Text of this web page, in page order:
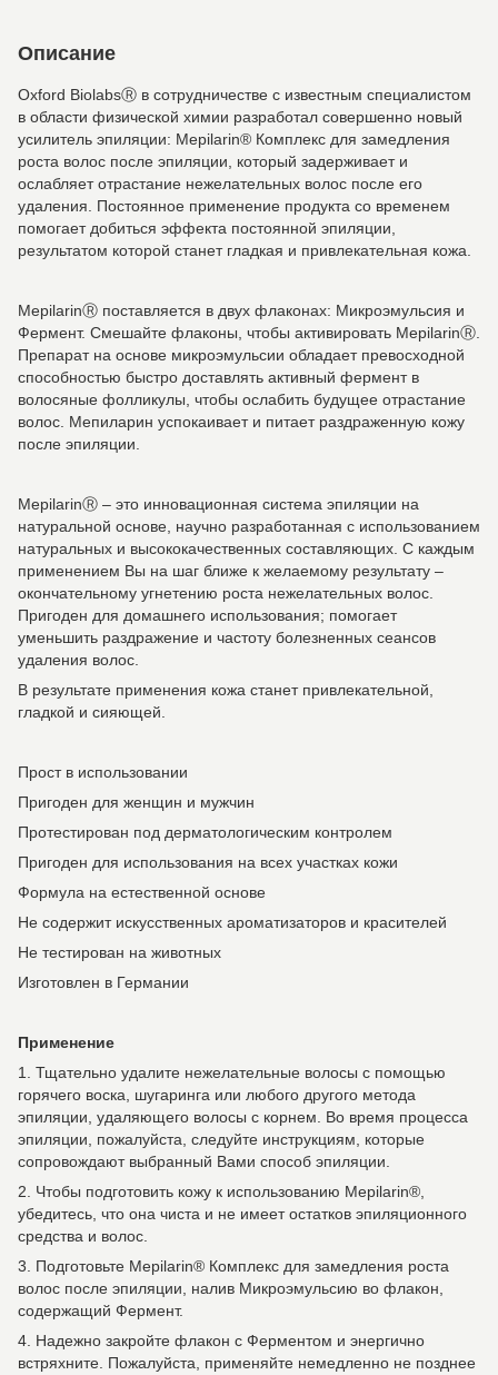
Описание
Oxford BiolabsⓇ в сотрудничестве с известным специалистом
в области физической химии разработал совершенно новый
усилитель эпиляции: Mepilarin® Комплекс для замедления
роста волос после эпиляции, который задерживает и
ослабляет отрастание нежелательных волос после его
удаления. Постоянное применение продукта со временем
помогает добиться эффекта постоянной эпиляции,
результатом которой станет гладкая и привлекательная кожа.
MepilarinⓇ поставляется в двух флаконах: Микроэмульсия и
Фермент. Смешайте флаконы, чтобы активировать MepilarinⓇ.
Препарат на основе микроэмульсии обладает превосходной
способностью быстро доставлять активный фермент в
волосяные фолликулы, чтобы ослабить будущее отрастание
волос. Мепиларин успокаивает и питает раздраженную кожу
после эпиляции.
MepilarinⓇ – это инновационная система эпиляции на
натуральной основе, научно разработанная с использованием
натуральных и высококачественных составляющих. С каждым
применением Вы на шаг ближе к желаемому результату –
окончательному угнетению роста нежелательных волос.
Пригоден для домашнего использования; помогает
уменьшить раздражение и частоту болезненных сеансов
удаления волос.
В результате применения кожа станет привлекательной,
гладкой и сияющей.
Прост в использовании
Пригоден для женщин и мужчин
Протестирован под дерматологическим контролем
Пригоден для использования на всех участках кожи
Формула на естественной основе
Не содержит искусственных ароматизаторов и красителей
Не тестирован на животных
Изготовлен в Германии
Применение
1. Тщательно удалите нежелательные волосы с помощью
горячего воска, шугаринга или любого другого метода
эпиляции, удаляющего волосы с корнем. Во время процесса
эпиляции, пожалуйста, следуйте инструкциям, которые
сопровождают выбранный Вами способ эпиляции.
2. Чтобы подготовить кожу к использованию Mepilarin®,
убедитесь, что она чиста и не имеет остатков эпиляционного
средства и волос.
3. Подготовьте Mepilarin® Комплекс для замедления роста
волос после эпиляции, налив Микроэмульсию во флакон,
содержащий Фермент.
4. Надежно закройте флакон с Ферментом и энергично
встряхните. Пожалуйста, применяйте немедленно не позднее